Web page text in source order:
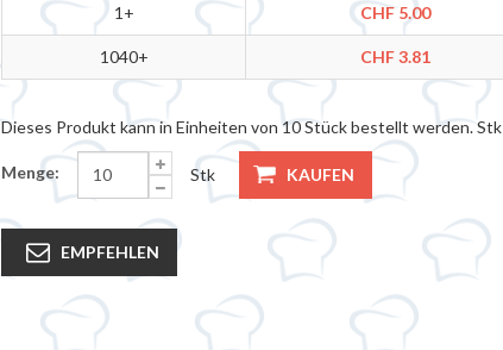
1+ CHF 5.00
1040+ CHF 3.81
Dieses Produkt kann in Einheiten von 10 Stück bestellt werden. Stk
Menge: Stk KAUFEN
EMPFEHLEN